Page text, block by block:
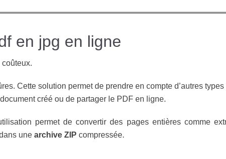
en jpg en ligne
coûteux.
Cette solution permet de prendre en compte d’autres
créé ou de partager le PDF en ligne.
permet de convertir des pages entières comme
une archive ZIP compressée.